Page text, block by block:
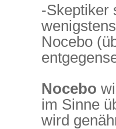
-Skeptiker
Nocebo
Nocebo
im Sinne
wird